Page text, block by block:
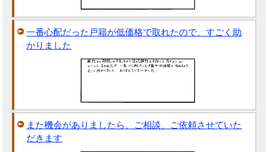
一番心配だった戸籍が低価格で取れたので、すごく助
かりました
また機会がありましたら、ご相談、ご依頼させていた
だきます